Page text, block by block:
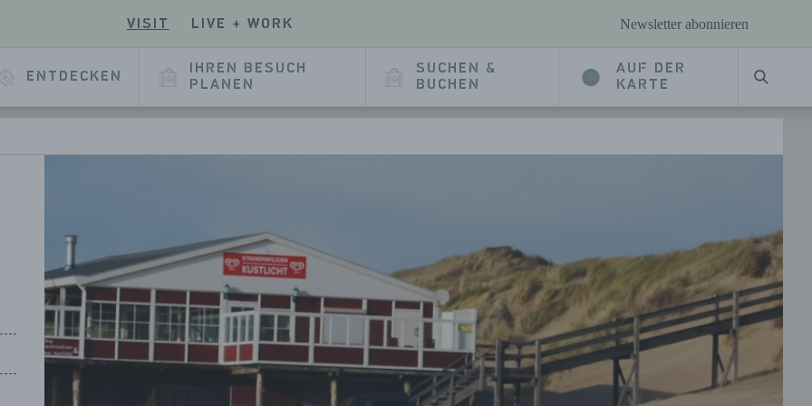
VISIT LIVE + WORK Newsletter abonnieren
ENTDECKEN
IHREN BESUCH
PLANEN
SUCHEN &
BUCHEN
AUF DER
KARTE
SUCHE